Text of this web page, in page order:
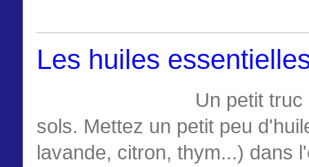
Les huiles
Un petit
sols. Mettez un petit peu
lavande, citron, thym...) dans